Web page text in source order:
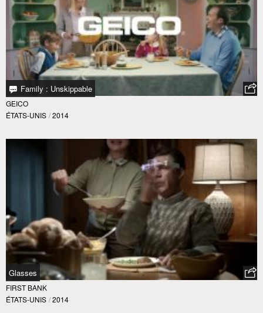
Family : Unskippable
GEICO
ÉTATS-UNIS / 2014
Glasses
FIRST BANK
ÉTATS-UNIS / 2014